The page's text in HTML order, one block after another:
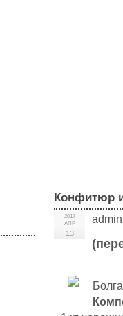
Конфитюр
2017
АПР
13
admin